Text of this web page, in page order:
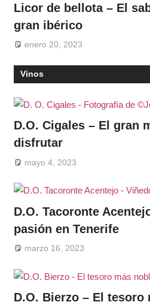
Licor de bellota – El
gran ibérico
enero 20, 2023
Vinos
D.O. Cigales – El gran
disfrutar
mayo 4, 2023
D.O. Tacoronte
pasión en Tenerife
marzo 16, 2023
D.O. Bierzo – El tesoro